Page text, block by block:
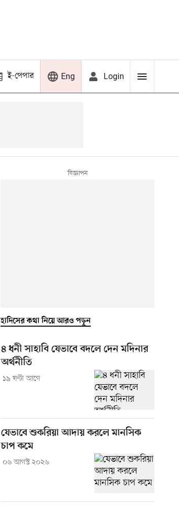
ই-পেপার Eng Login
হাদিসের কথা নিয়ে আরও পড়ুন
৪ ধনী সাহাবি যেভাবে বদলে দেন মদিনার
অর্থনীতি
১৯ ঘণ্টা আগে
যেভাবে শুকরিয়া আদায় করলে মানসিক
চাপ কমে
০৬ আগস্ট ২০২৬